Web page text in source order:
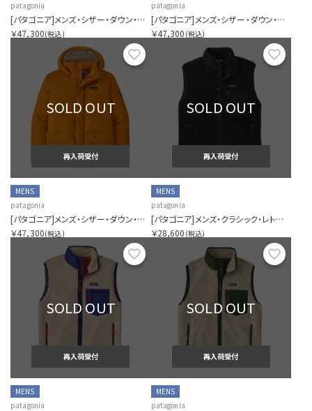
patagonia
[パタゴニア]メンズ・シザー・ダウン・フーディ・ジャケット
￥47,300(税込)
patagonia
[パタゴニア]メンズ・シザー・ダウン・フーディ・ジャケット
￥47,300 (税込)
お気に入り
SOLD OUT
再入荷受付
MENS
patagonia
[パタゴニア]メンズ・シザー・ダウン・フーディ・ジャケット
￥47,300(税込)
SOLD OUT
再入荷受付
MENS
patagonia
[パタゴニア]メンズ・クラシック・レトロX・ベスト
￥28,600 (税込)
お気に入り
SOLD OUT
再入荷受付
MENS
patagonia
SOLD OUT
再入荷受付
MENS
patagonia